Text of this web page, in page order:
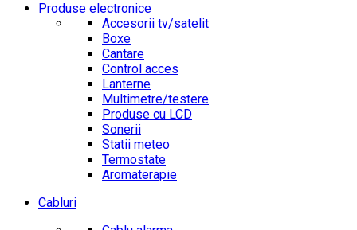
Produse electronice
Accesorii tv/satelit
Boxe
Cantare
Control acces
Lanterne
Multimetre/testere
Produse cu LCD
Sonerii
Statii meteo
Termostate
Aromaterapie
Cabluri